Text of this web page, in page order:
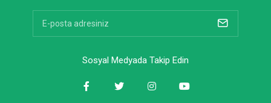
Sosyal Medyada Takip Edin